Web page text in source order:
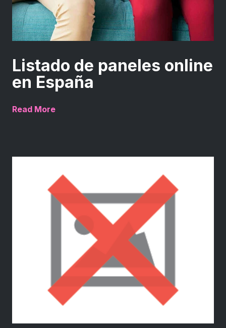
Listado de paneles online
en España
Read More